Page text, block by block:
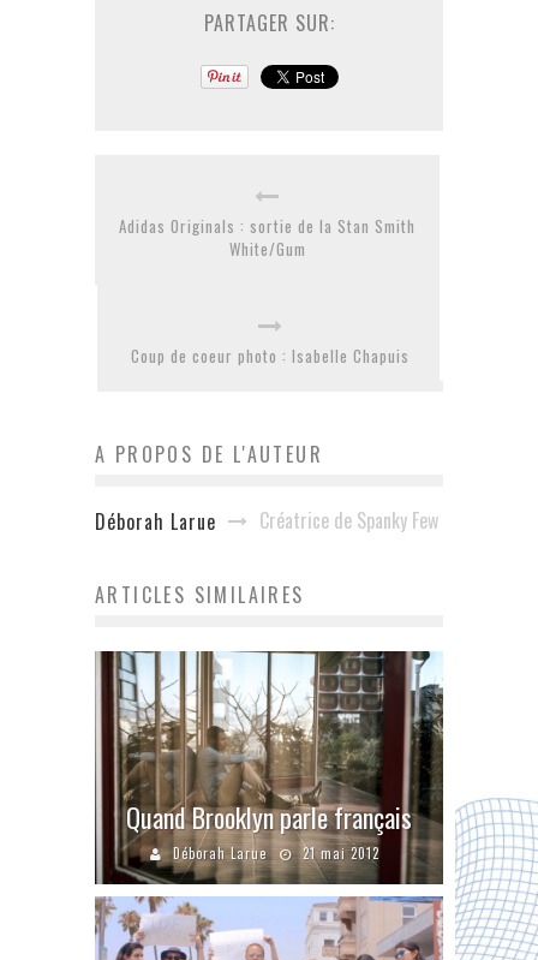
PARTAGER SUR:
Adidas Originals : sortie de la Stan Smith
White/Gum
Coup de coeur photo : Isabelle Chapuis
A PROPOS DE L'AUTEUR
Déborah Larue Créatrice de Spanky Few
ARTICLES SIMILAIRES
Quand Brooklyn parle français
Déborah Larue 21 mai 2012